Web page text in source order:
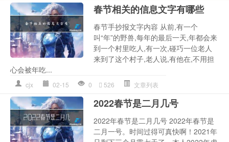
春节相关的信息文字有哪些
春节手抄报文字内容 从前,有一个
叫“年”的野兽,每年的最后一天,年都会来
到一个村里吃人,有一次,碰巧一位老人
来到了这个村子,老人说,有他在,不用担
心会被年吃...
cjx 02-15 0 526 文章列表
2022春节是二月几号
2022年春节是二月几号 2022年春节是
二月一号。时间过得可真快啊！2021年